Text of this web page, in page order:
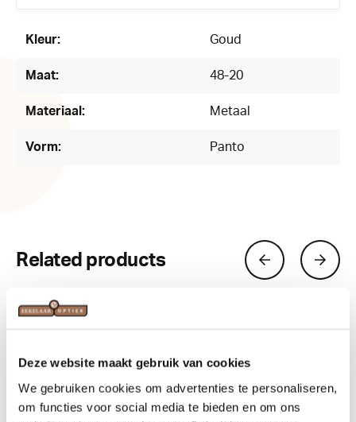
Deze website maakt gebruik van cookies
We gebruiken cookies om advertenties te personaliseren,
om functies voor social media te bieden en om ons
Kleur:
Goud
Maat: 48-20
Materiaal: Metaal
Vorm: Panto
Related products